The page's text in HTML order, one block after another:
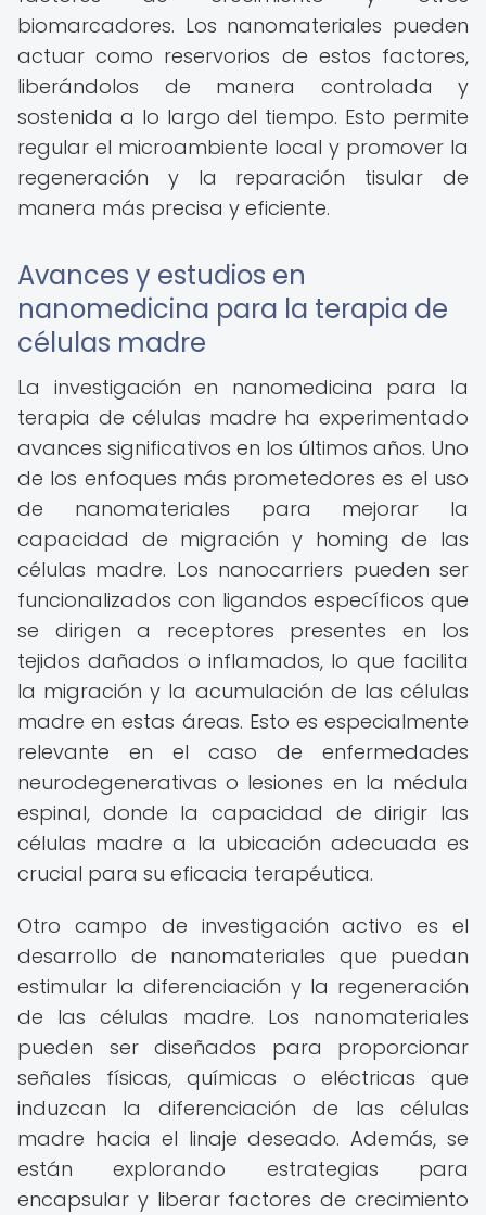
biomarcadores. Los nanomateriales pueden
actuar como reservorios de estos factores,
liberándolos de manera controlada y
sostenida a lo largo del tiempo. Esto permite
regular el microambiente local y promover la
regeneración y la reparación tisular de
manera más precisa y eficiente.
Avances y estudios en
nanomedicina para la terapia de
células madre
La investigación en nanomedicina para la
terapia de células madre ha experimentado
avances significativos en los últimos años. Uno
de los enfoques más prometedores es el uso
de nanomateriales para mejorar la
capacidad de migración y homing de las
células madre. Los nanocarriers pueden ser
funcionalizados con ligandos específicos que
se dirigen a receptores presentes en los
tejidos dañados o inflamados, lo que facilita
la migración y la acumulación de las células
madre en estas áreas. Esto es especialmente
relevante en el caso de enfermedades
neurodegenerativas o lesiones en la médula
espinal, donde la capacidad de dirigir las
células madre a la ubicación adecuada es
crucial para su eficacia terapéutica.
Otro campo de investigación activo es el
desarrollo de nanomateriales que puedan
estimular la diferenciación y la regeneración
de las células madre. Los nanomateriales
pueden ser diseñados para proporcionar
señales físicas, químicas o eléctricas que
induzcan la diferenciación de las células
madre hacia el linaje deseado. Además, se
están explorando estrategias para
encapsular y liberar factores de crecimiento